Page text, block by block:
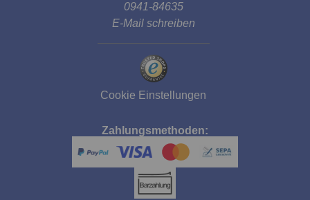
0941-84635
E-Mail schreiben
Cookie Einstellungen
Zahlungsmethoden: